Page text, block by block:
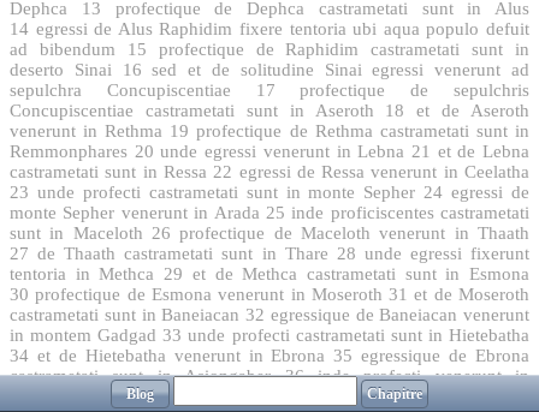
Dephca
13
profectique de Dephca castrametati sunt in Alus
14 egressi de Alus Raphidim fixere tentoria ubi aqua populo defuit
ad bibendum
15
profectique de Raphidim castrametati sunt in
deserto Sinai
16 sed et de solitudine Sinai egressi venerunt ad
sepulchra Concupiscentiae
17
profectique de sepulchris
Concupiscentiae castrametati sunt in Aseroth
18
et de Aseroth
venerunt in Rethma 19 profectique de Rethma castrametati sunt in
Remmonphares 20 unde egressi venerunt in Lebna 21 et de Lebna
castrametati sunt in Ressa 22 egressi de Ressa venerunt in Ceelatha
23 unde profecti castrametati sunt in monte Sepher 24 egressi de
monte Sepher venerunt in Arada 25 inde proficiscentes castrametati
sunt in Maceloth 26 profectique de Maceloth venerunt in Thaath
27 de Thaath castrametati sunt in Thare 28 unde egressi fixerunt
tentoria in Methca
29 et de Methca castrametati sunt in Esmona
30 profectique de Esmona venerunt in Moseroth 31 et de Moseroth
castrametati sunt in Baneiacan 32 egressique de Baneiacan venerunt
in montem Gadgad 33 unde profecti castrametati sunt in Hietebatha
34 et de Hietebatha venerunt in Ebrona 35 egressique de Ebrona
castrametati sunt in Asiongaber
36
inde profecti venerunt in
desertum Sin haec est Cades
egressique de Cades castrametati
Blog Chapitre